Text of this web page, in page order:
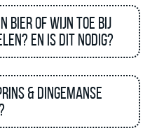
bier of wijn toe bij
en is dit nodig?
& Dingemanse